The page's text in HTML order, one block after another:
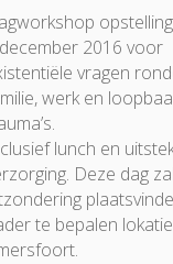
2016 voor
vragen
werk en
lunch en
Deze dag
te bepalen